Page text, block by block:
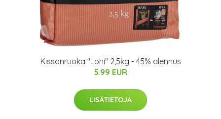
Kissanruoka "Lohi" 2,5kg - 45% alennus
5.99 EUR
LISÄTIETOJA